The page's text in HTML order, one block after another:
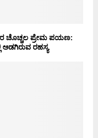
ಚೊಚ್ಚಲ ಪ್ರೇಮ ಪಯಣ:
ಅಡಗಿರುವ ರಹಸ್ಯ